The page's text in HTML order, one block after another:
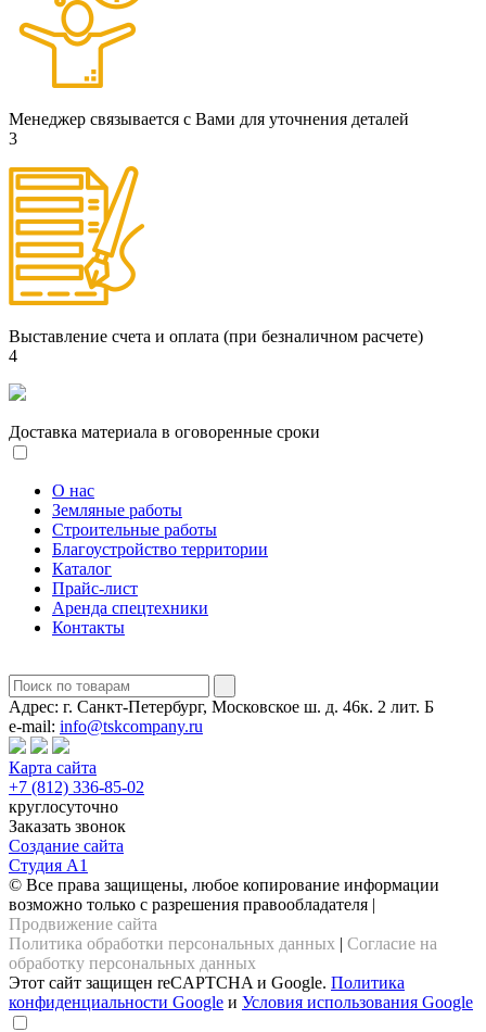
Менеджер связывается с Вами для уточнения деталей
3
Выставление счета и оплата (при безналичном расчете)
4
Доставка материала в оговоренные сроки
О нас
Земляные работы
Строительные работы
Благоустройство территории
Каталог
Прайс-лист
Аренда спецтехники
Контакты
Адрес: г. Санкт-Петербург, Московское ш. д. 46к. 2 лит. Б
e-mail: info@tskcompany.ru
Карта сайта
+7 (812) 336-85-02
круглосуточно
Заказать звонок
Создание сайта
Студия А1
© Все права защищены, любое копирование информации
возможно только с разрешения правообладателя |
Продвижение сайта
Политика обработки персональных данных | Согласие на
обработку персональных данных
Этот сайт защищен reCAPTCHA и Google. Политика
конфиденциальности Google и Условия использования Google